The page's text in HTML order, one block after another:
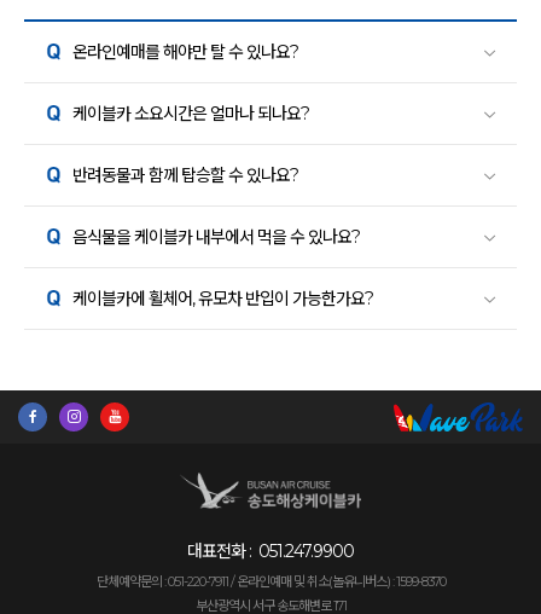
온라인예매를 해야만 탈 수 있나요?
케이블카 소요시간은 얼마나 되나요?
반려동물과 함께 탑승할 수 있나요?
음식물을 케이블카 내부에서 먹을 수 있나요?
케이블카에 휠체어, 유모차 반입이 가능한가요?
대표전화 : 051.247.9900
단체예약문의 : 051-220-7911 / 온라인예매 및 취소(놀유니버스) : 1599-8370
부산광역시 서구 송도해변로 171